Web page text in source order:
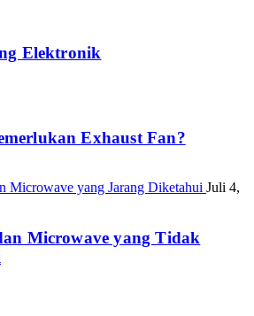
Elektronik
Exhaust Fan?
Juli 4,
Microwave yang Tidak